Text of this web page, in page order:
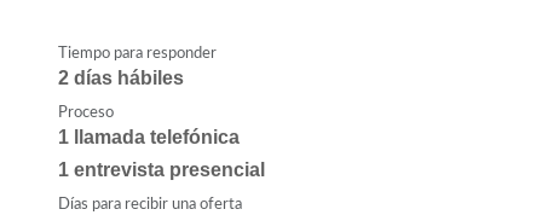
Tiempo para responder
2 días hábiles
Proceso
1 llamada telefónica
1 entrevista presencial
Días para recibir una oferta